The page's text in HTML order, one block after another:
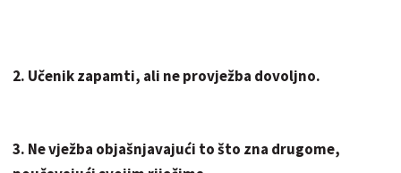
2. Učenik zapamti, ali ne provježba dovoljno.
3. Ne vježba objašnjavajući to što zna drugome,